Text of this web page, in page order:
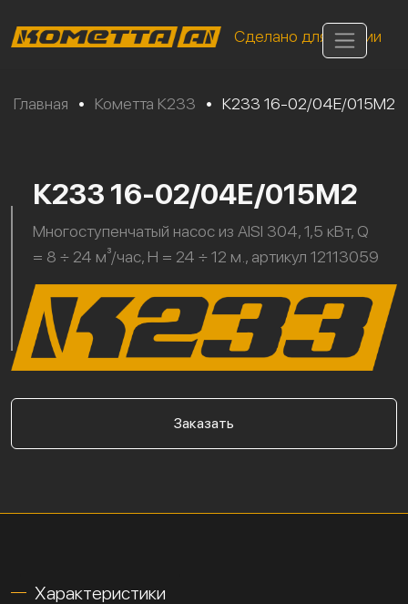
Сделано для России
Главная • Кометта К233 • К233 16-02/04Е/015М2
К233 16-02/04Е/015М2
Многоступенчатый насос из AISI 304, 1,5 кВт, Q
= 8 ÷ 24 м³/час, H = 24 ÷ 12 м., артикул 12113059
Заказать
Характеристики